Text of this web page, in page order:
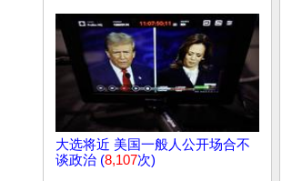
大选将近 美国一般人公开场合不
谈政治 (8,107次)